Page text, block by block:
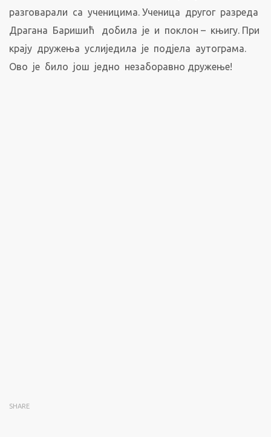
разговарали са ученицима. Ученица другог разреда
Драгана Баришић добила је и поклон – књигу. При
крају дружења услиједила је подјела аутограма.
Ово је било још једно незаборавно дружење!
SHARE